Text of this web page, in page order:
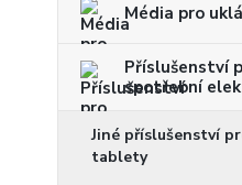
Média pro
Příslušenství
spotřební
Jiné příslušenství
tablety